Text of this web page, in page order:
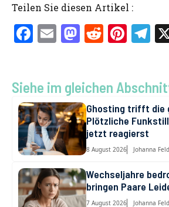
Teilen Sie diesen Artikel :
F
b
o
o
k
E
l
M
o
d
o
n
R
di
t
Pi
es
t
T
gr
a
m
Siehe im gleichen
Ghosting trifft die
Plötzliche
jetzt reagierst
8 August 2026 Johanna
Wechseljahre
bringen Paare
7 August 2026 Johanna